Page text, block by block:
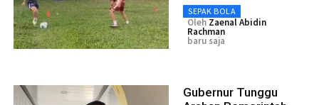
SEPAK BOLA
Oleh Zaenal Abidin
Rachman
baru saja
Gubernur Tunggu